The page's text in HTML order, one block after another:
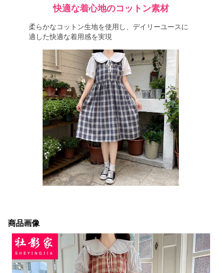
快適な着心地のコットン素材
柔らかなコットン生地を使用し、デイリーユースに
適した快適な着用感を実現
商品画像